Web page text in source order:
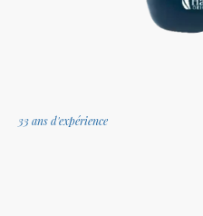
33 ans d'expérience